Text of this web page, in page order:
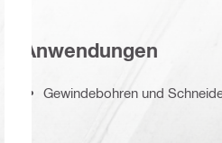
Anwendungen
Gewindebohren und